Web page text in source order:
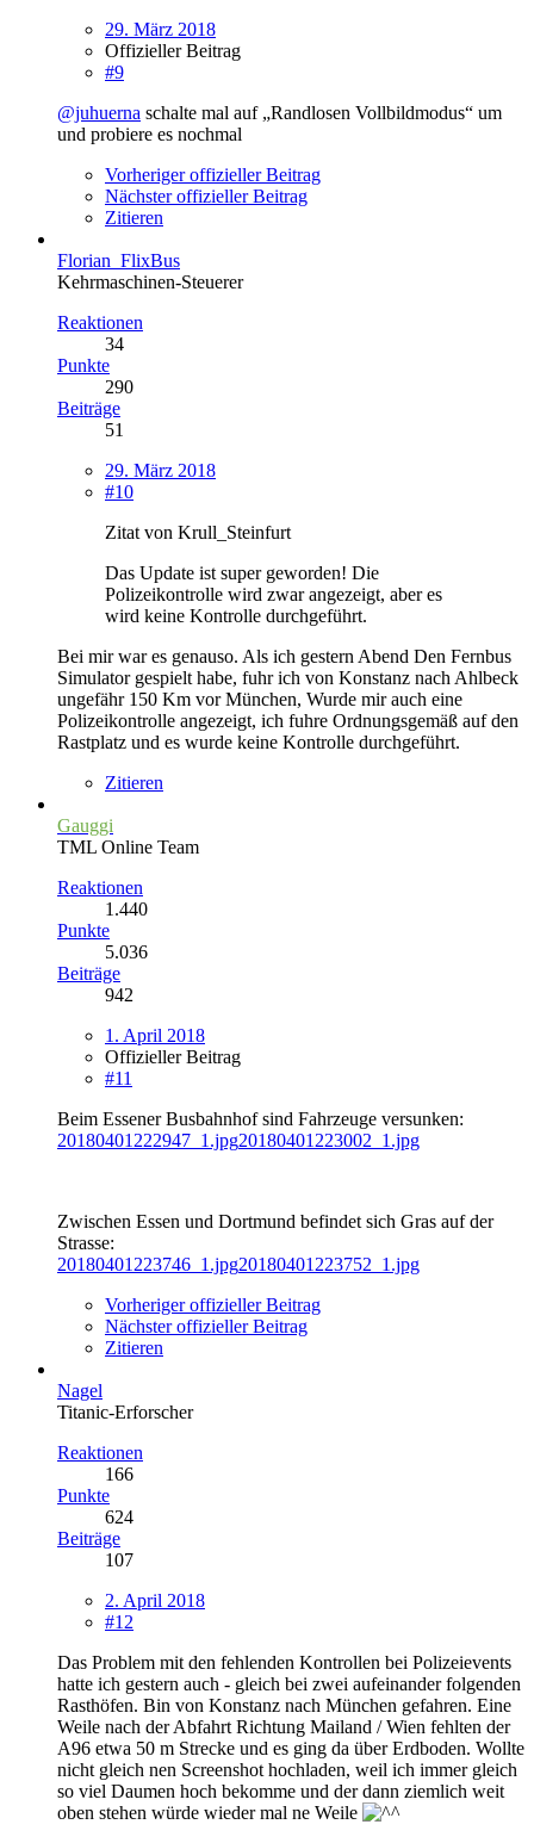
29. März 2018
Offizieller Beitrag
#9
@juhuerna schalte mal auf „Randlosen Vollbildmodus“ um
und probiere es nochmal
Vorheriger offizieller Beitrag
Nächster offizieller Beitrag
Zitieren
Florian_FlixBus
Kehrmaschinen-Steuerer
Reaktionen
34
Punkte
290
Beiträge
51
29. März 2018
#10
Zitat von Krull_Steinfurt
Das Update ist super geworden! Die
Polizeikontrolle wird zwar angezeigt, aber es
wird keine Kontrolle durchgeführt.
Bei mir war es genauso. Als ich gestern Abend Den Fernbus
Simulator gespielt habe, fuhr ich von Konstanz nach Ahlbeck
ungefähr 150 Km vor München, Wurde mir auch eine
Polizeikontrolle angezeigt, ich fuhre Ordnungsgemäß auf den
Rastplatz und es wurde keine Kontrolle durchgeführt.
Zitieren
Gauggi
TML Online Team
Reaktionen
1.440
Punkte
5.036
Beiträge
942
1. April 2018
Offizieller Beitrag
#11
Beim Essener Busbahnhof sind Fahrzeuge versunken:
20180401222947_1.jpg20180401223002_1.jpg
Zwischen Essen und Dortmund befindet sich Gras auf der
Strasse:
20180401223746_1.jpg20180401223752_1.jpg
Vorheriger offizieller Beitrag
Nächster offizieller Beitrag
Zitieren
Nagel
Titanic-Erforscher
Reaktionen
166
Punkte
624
Beiträge
107
2. April 2018
#12
Das Problem mit den fehlenden Kontrollen bei Polizeievents
hatte ich gestern auch - gleich bei zwei aufeinander folgenden
Rasthöfen. Bin von Konstanz nach München gefahren. Eine
Weile nach der Abfahrt Richtung Mailand / Wien fehlten der
A96 etwa 50 m Strecke und es ging da über Erdboden. Wollte
nicht gleich nen Screenshot hochladen, weil ich immer gleich
so viel Daumen hoch bekomme und der dann ziemlich weit
oben stehen würde wieder mal ne Weile